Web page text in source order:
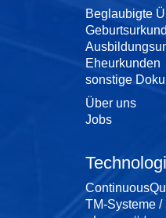
Beglaubigte
Eheurkunden
sonstige
Über uns
Jobs
TM-Systeme /